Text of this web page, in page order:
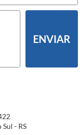
ENVIAR
- RS